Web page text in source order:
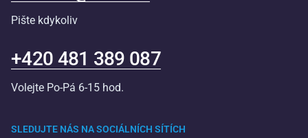
SLEDUJTE NÁS NA SOCIÁLNÍCH SÍTÍCH
Pište kdykoliv
+420 481 389 087
Volejte Po-Pá 6-15 hod.